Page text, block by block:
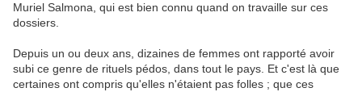
Muriel Salmona, qui est bien connu quand on travaille sur ces
dossiers.
Depuis un ou deux ans, dizaines de femmes ont rapporté avoir
subi ce genre de rituels pédos, dans tout le pays. Et c'est là que
certaines ont compris qu'elles n'étaient pas folles ; que ces